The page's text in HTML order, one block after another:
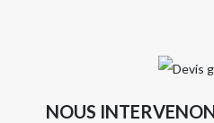
NOUS